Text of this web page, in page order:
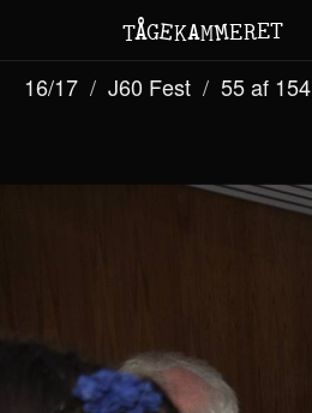
TÅGEKAMMERET
16/17 J60 Fest 55 af 154